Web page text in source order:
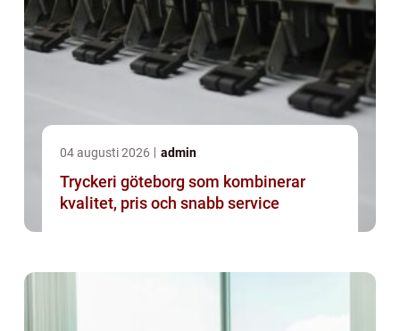
04 augusti 2026 admin
Tryckeri göteborg som kombinerar
kvalitet, pris och snabb service